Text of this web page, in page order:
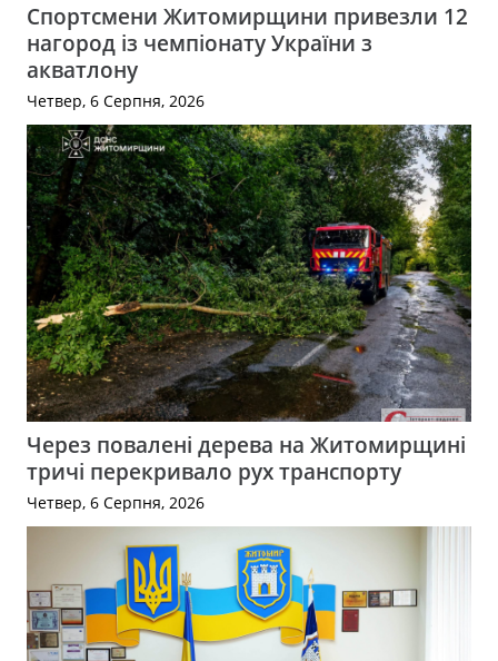
Спортсмени Житомирщини привезли 12
нагород із чемпіонату України з
акватлону
Четвер, 6 Серпня, 2026
Через повалені дерева на Житомирщині
тричі перекривало рух транспорту
Четвер, 6 Серпня, 2026